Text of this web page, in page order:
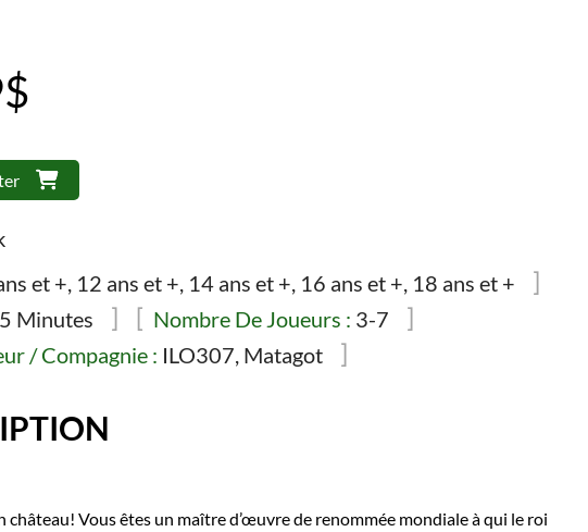
$
et +, 12 ans et +, 14 ans et +, 16 ans et +, 18 ans et +
Minutes Nombre De Joueurs : 3-7
/ Compagnie : ILO307, Matagot
château! Vous êtes un maître d’œuvre de renommée mondiale à qui le roi